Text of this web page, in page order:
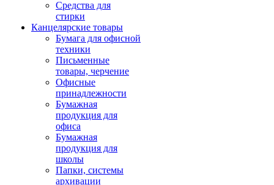
Средства для
стирки
Канцелярские товары
Бумага для офисной
техники
Письменные
товары, черчение
Офисные
принадлежности
Бумажная
продукция для
офиса
Бумажная
продукция для
школы
Папки, системы
архивации